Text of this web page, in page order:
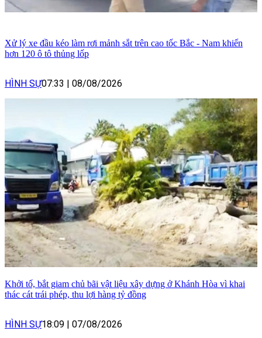
Xử lý xe đầu kéo làm rơi mảnh sắt trên cao tốc Bắc - Nam khiến
hơn 120 ô tô thủng lốp
HÌNH SỰ07:33 08/08/2026
Khởi tố, bắt giam chủ bãi vật liệu xây dựng ở Khánh Hòa vì khai
thác cát trái phép, thu lợi hàng tỷ đồng
HÌNH SỰ18:09 07/08/2026